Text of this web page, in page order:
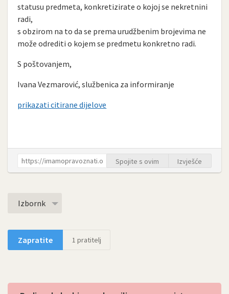
statusu predmeta, konkretizirate o kojoj se nekretnini
radi,
s obzirom na to da se prema urudžbenim brojevima ne
može odrediti o kojem se predmetu konkretno radi.
S poštovanjem,
Ivana Vezmarović, službenica za informiranje
prikazati citirane dijelove
Spojite s ovim Izvješće
Izbornk
Zapratite 1 pratitelj